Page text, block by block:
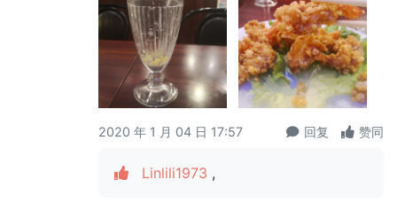
2020 年 1 月 04 日 17:57 回复 赞同
Linlili1973 ,